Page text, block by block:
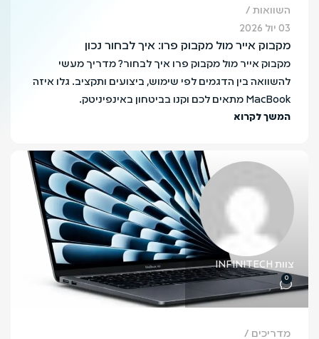
השוואות
03 יול 2026
מקבוק אייר מול מקבוק פרו: איך לבחור נכון
מקבוק אייר מול מקבוק פרו איך לבחור? מדריך מעשי
להשוואה בין הדגמים לפי שימוש, ביצועים ותקציב. גלו איזה
MacBook מתאים לכם וקנו בביטחון באינפיניטק.
המשך לקרוא
צוות INFINITECH
0
מדריכים